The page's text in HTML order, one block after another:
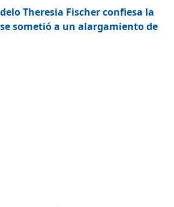
Theresia Fischer confiesa la
sometió a un alargamiento de